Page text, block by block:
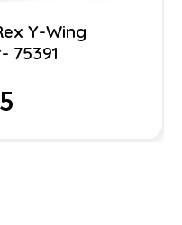
Y-Wing
75391